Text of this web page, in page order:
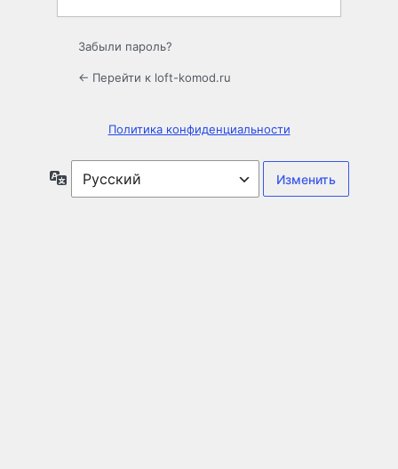
Забыли пароль?
← Перейти к loft-komod.ru
Политика конфиденциальности
Язык